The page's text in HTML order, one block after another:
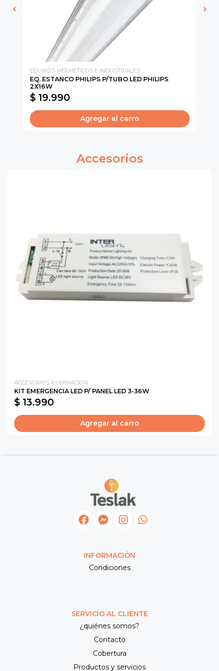
EQUIPOS HERMETICOS E INDUSTRIALES
EQ. ESTANCO PHILIPS P/TUBO LED PHILIPS
2X16W
$ 19.990
Agregar al carro
Accesorios
ACCESORIOS ILUMINACION
KIT EMERGENCIA LED P/ PANEL LED 3-36W
$ 13.990
Agregar al carro
INFORMACIÓN
Condiciones
SERVICIO AL CLIENTE
¿quiénes somos?
Contacto
Cobertura
Productos y servicios